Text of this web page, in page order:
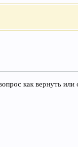
как вернуть или